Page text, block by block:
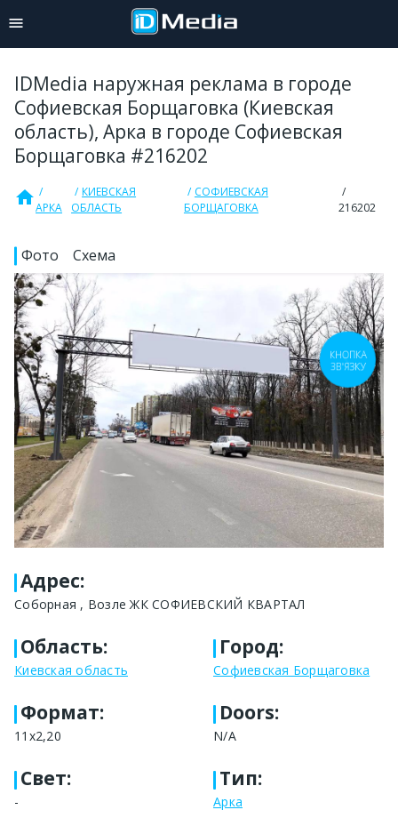
IDMedia наружная реклама в городе
Софиевская Борщаговка (Киевская
область), Арка в городе Софиевская
Борщаговка #216202
homeАРКА
КИЕВСКАЯ
ОБЛАСТЬ
СОФИЕВСКАЯ
БОРЩАГОВКА
216202
Фото Схема
Адрес:
Соборная , Возле ЖК СОФИЕВСКИЙ КВАРТАЛ
Область:
Киевская область
Город:
Софиевская Борщаговка
Формат:
11х2,20
Doors:
N/A
Свет:
-
Тип:
Арка
КНОПКА
ЗВ'ЯЗКУ